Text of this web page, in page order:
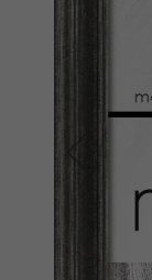
Indietro